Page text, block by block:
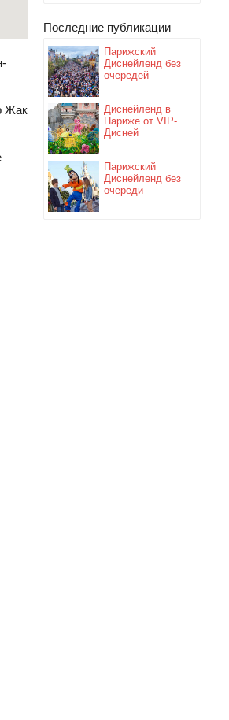
Последние публикации
Парижский
Диснейленд без
очередей
Диснейленд в
Париже от VIP-
Дисней
Парижский
Диснейленд без
очереди
Жак